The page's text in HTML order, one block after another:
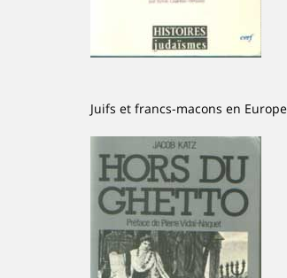
Juifs et francs-macons en Europe